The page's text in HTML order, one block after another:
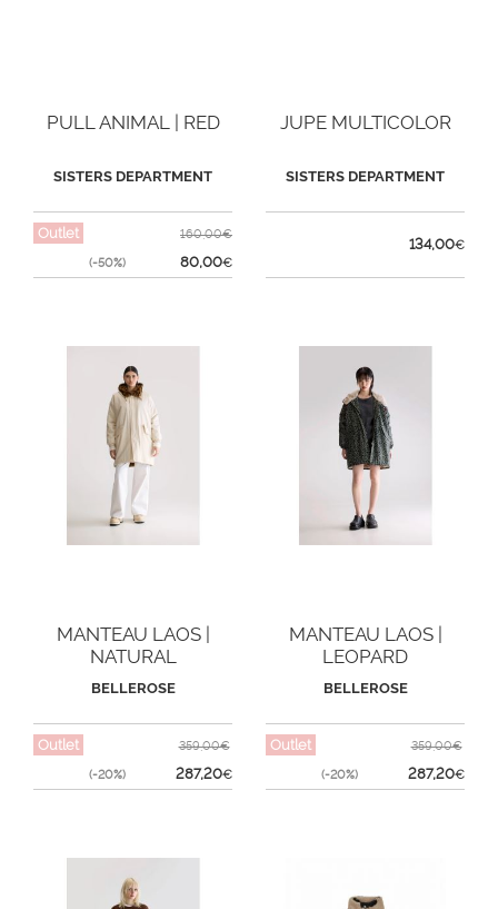
PULL ANIMAL | RED
SISTERS DEPARTMENT
Outlet
(-50%)
160,00€
80,00€
JUPE MULTICOLOR
SISTERS DEPARTMENT
134,00€
MANTEAU LAOS |
NATURAL
BELLEROSE
Outlet
(-20%)
359,00€
287,20€
MANTEAU LAOS |
LEOPARD
BELLEROSE
Outlet
(-20%)
359,00€
287,20€